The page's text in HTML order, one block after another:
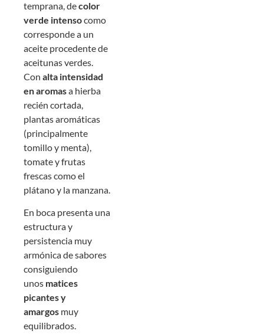
temprana, decolor
verde intensocomo
corresponde a un
aceite procedente de
aceitunas verdes.
Con alta intensidad
en aromasa hierba
recién cortada,
plantas aromáticas
(principalmente
tomillo y menta),
tomate y frutas
frescas como el
plátano y la manzana.
En boca presenta una
estructura y
persistencia muy
armónica de sabores
consiguiendo
unos matices
picantes y
amargos muy
equilibrados.